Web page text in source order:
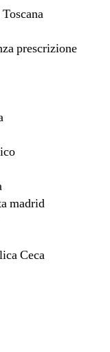
prescrizione
madrid
Ceca